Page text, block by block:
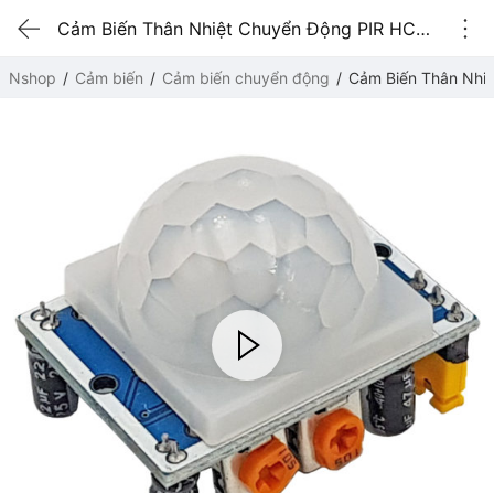
Cảm Biến Thân Nhiệt Chuyển Động PIR HC-SR501
Nshop Cảm biến Cảm biến chuyển động Cảm Biến Thân